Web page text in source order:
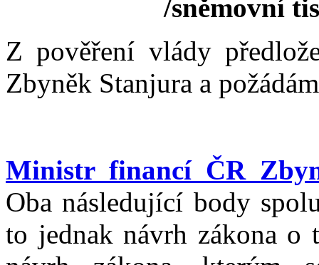
/sněmovní
Z pověření vlády
Zbyněk Stanjura a
Ministr financí ČR
Oba následující body
to jednak návrh zákona